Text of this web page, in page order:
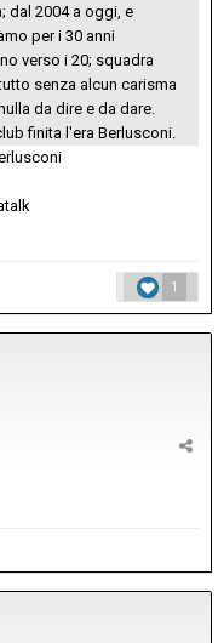
dal 2004 a oggi, e
per i 30 anni
verso i 20; squadra
senza alcun carisma
da dire e da dare.
finita l'era Berlusconi.
1